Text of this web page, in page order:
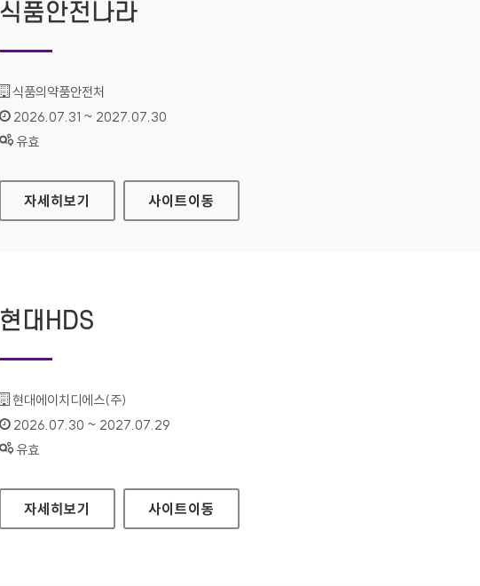
식품안전나라
기관명 :
식품의약품안전처
인증기간 :
2026.07.31 ~ 2027.07.30
상태 :
유효
식품안전나라
자세히보기 사이트이동
현대HDS
기관명 :
현대에이치디에스(주)
인증기간 :
2026.07.30 ~ 2027.07.29
상태 :
유효
현대HDS
자세히보기 사이트이동